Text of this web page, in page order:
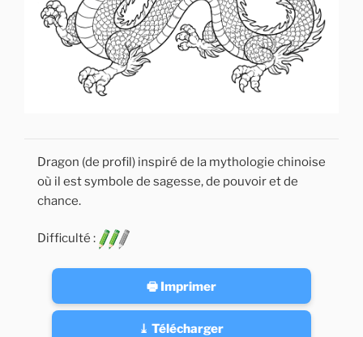
Dragon (de profil) inspiré de la mythologie chinoise
où il est symbole de sagesse, de pouvoir et de
chance.
Difficulté :
🖶 Imprimer
⤓ Télécharger